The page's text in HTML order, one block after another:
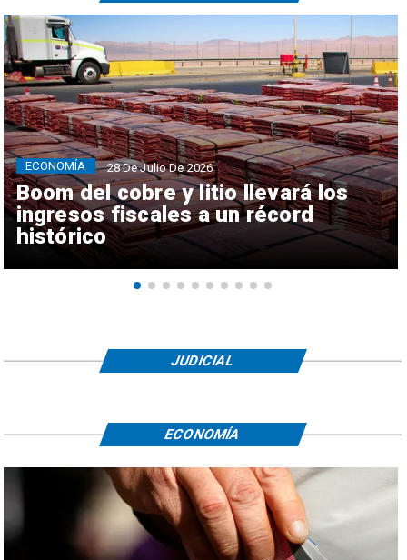
Boom del cobre y litio llevará los
ingresos fiscales a un récord
histórico
ECONOMÍA 28 De Julio De 2026
JUDICIAL
ECONOMÍA